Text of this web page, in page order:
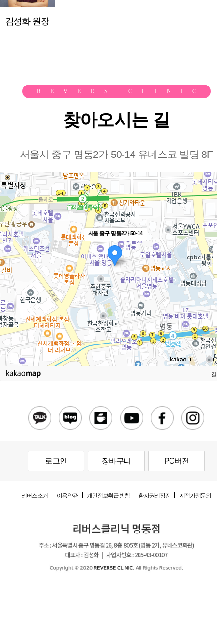
김성화 원장
REVERS CLINIC
찾아오시는 길
서울시 중구 명동2가 50-14 유네스코 빌딩 8F
서울 중구 명동2가 50-14
로그인 장바구니 PC버전
리버스소개 이용약관 개인정보취급방침 환자권리장전 지점가맹문의